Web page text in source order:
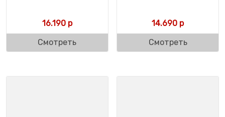
16.190р
Смотреть
14.690 р
Смотреть